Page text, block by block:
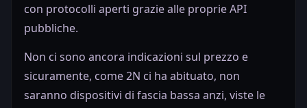
con protocolli aperti grazie alle proprie API
pubbliche.
Non ci sono ancora indicazioni sul prezzo e
sicuramente, come 2N ci ha abituato, non
saranno dispositivi di fascia bassa anzi, viste le